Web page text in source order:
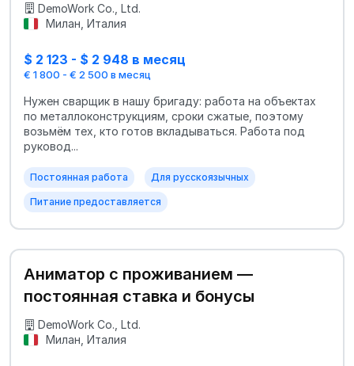
DemoWork Co., Ltd.
Милан, Италия
$ 2 123 - $ 2 948 в месяц
€ 1 800 - € 2 500 в месяц
Нужен сварщик в нашу бригаду: работа на объектах
по металлоконструкциям, сроки сжатые, поэтому
возьмём тех, кто готов вкладываться. Работа под
руковод...
Постоянная работа Для русскоязычных
Питание предоставляется
Аниматор с проживанием —
постоянная ставка и бонусы
DemoWork Co., Ltd.
Милан, Италия